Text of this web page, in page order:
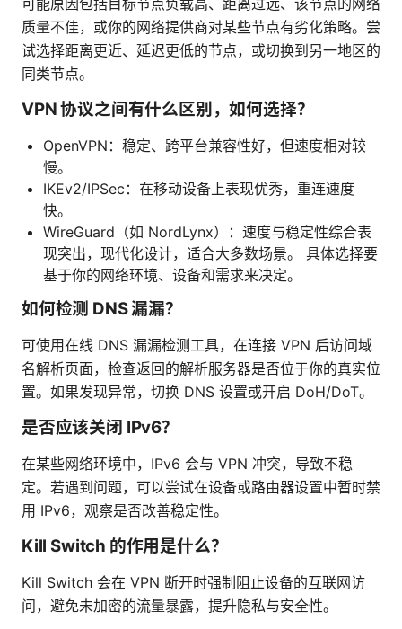
质量不佳，或你的网络提供商对某些节点有劣化策略。尝
试选择距离更近、延迟更低的节点，或切换到另一地区的
同类节点。
VPN 协议之间有什么区别，如何选择？
OpenVPN：稳定、跨平台兼容性好，但速度相对较
慢。
IKEv2/IPSec：在移动设备上表现优秀，重连速度
快。
WireGuard（如 NordLynx）：速度与稳定性综合表
现突出，现代化设计，适合大多数场景。 具体选择要
基于你的网络环境、设备和需求来决定。
如何检测 DNS 漏漏？
可使用在线 DNS 漏漏检测工具，在连接 VPN 后访问域
名解析页面，检查返回的解析服务器是否位于你的真实位
置。如果发现异常，切换 DNS 设置或开启 DoH/DoT。
是否应该关闭 IPv6？
在某些网络环境中，IPv6 会与 VPN 冲突，导致不稳
定。若遇到问题，可以尝试在设备或路由器设置中暂时禁
用 IPv6，观察是否改善稳定性。
Kill Switch 的作用是什么？
Kill Switch 会在 VPN 断开时强制阻止设备的互联网访
问，避免未加密的流量暴露，提升隐私与安全性。